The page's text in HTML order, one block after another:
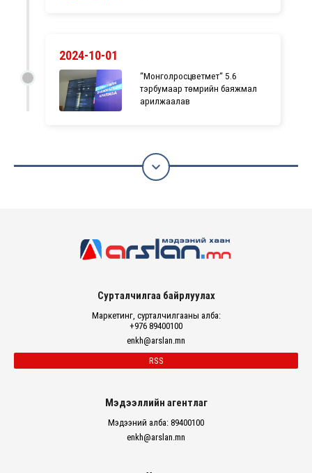
2024-10-01
“Монголросцветмет“ 5.6
тэрбумаар төмрийн баяжмал
арилжаалав

Сурталчилгаа байрлуулах
Маркетинг, сурталчилгааны алба:
+976 89400100
enkh@arslan.mn
RSS
Мэдээллийн агентлаг
Мэдээний алба: 89400100
enkh@arslan.mn